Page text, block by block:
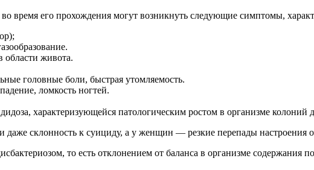
время его прохождения могут возникнуть следующие симптомы,
живота.
головные боли, быстрая утомляемость.
ломкость ногтей.
характеризующейся патологическим ростом в организме
даже склонность к суициду, а у женщин — резкие перепады настроения
то есть отклонением от баланса в организме содержания